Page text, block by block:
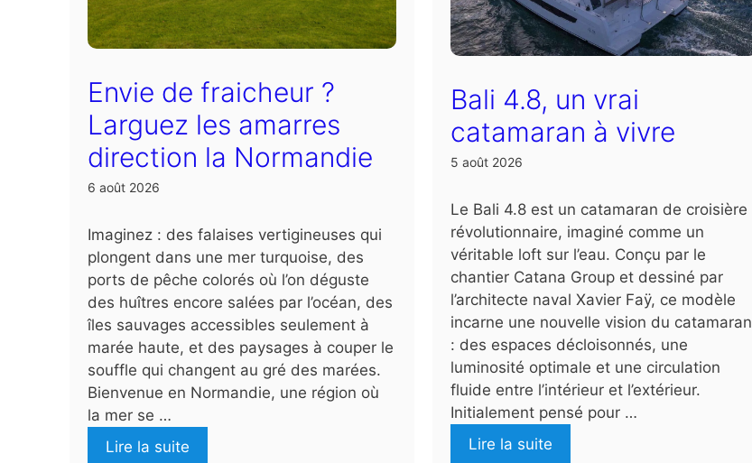
Envie de fraicheur ?
Larguez les amarres
direction la Normandie
6 août 2026
Imaginez : des falaises vertigineuses qui
plongent dans une mer turquoise, des
ports de pêche colorés où l’on déguste
des huîtres encore salées par l’océan, des
îles sauvages accessibles seulement à
marée haute, et des paysages à couper le
souffle qui changent au gré des marées.
Bienvenue en Normandie, une région où
la mer se …
Lire la suite
Bali 4.8, un vrai
catamaran à vivre
5 août 2026
Le Bali 4.8 est un catamaran de croisière
révolutionnaire, imaginé comme un
véritable loft sur l’eau. Conçu par le
chantier Catana Group et dessiné par
l’architecte naval Xavier Faÿ, ce modèle
incarne une nouvelle vision du catamaran
: des espaces décloisonnés, une
luminosité optimale et une circulation
fluide entre l’intérieur et l’extérieur.
Initialement pensé pour …
Lire la suite